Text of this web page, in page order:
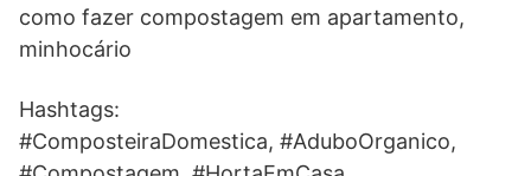
como fazer compostagem em apartamento,
minhocário
Hashtags:
#ComposteiraDomestica, #AduboOrganico,